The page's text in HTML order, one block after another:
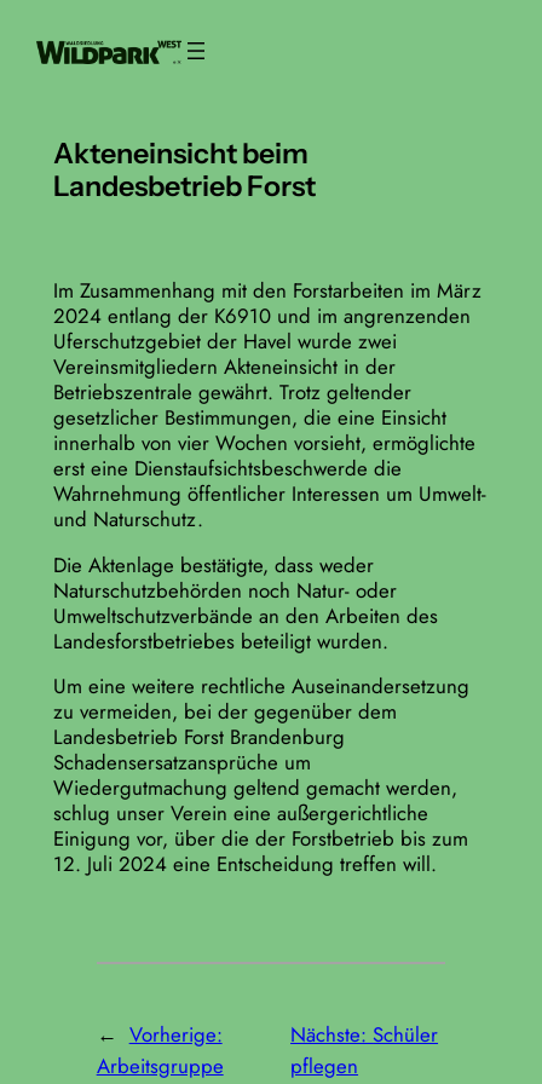
Inhalt
Akteneinsicht beim
Landesbetrieb Forst
Im Zusammenhang mit den Forstarbeiten im März
2024 entlang der K6910 und im angrenzenden
Uferschutzgebiet der Havel wurde zwei
Vereinsmitgliedern Akteneinsicht in der
Betriebszentrale gewährt. Trotz geltender
gesetzlicher Bestimmungen, die eine Einsicht
innerhalb von vier Wochen vorsieht, ermöglichte
erst eine Dienstaufsichtsbeschwerde die
Wahrnehmung öffentlicher Interessen um Umwelt-
und Naturschutz.
Die Aktenlage bestätigte, dass weder
Naturschutzbehörden noch Natur- oder
Umweltschutzverbände an den Arbeiten des
Landesforstbetriebes beteiligt wurden.
Um eine weitere rechtliche Auseinandersetzung
zu vermeiden, bei der gegenüber dem
Landesbetrieb Forst Brandenburg
Schadensersatzansprüche um
Wiedergutmachung geltend gemacht werden,
schlug unser Verein eine außergerichtliche
Einigung vor, über die der Forstbetrieb bis zum
12. Juli 2024 eine Entscheidung treffen will.
← Vorherige:
Arbeitsgruppe
Nächste:Schüler
pflegen